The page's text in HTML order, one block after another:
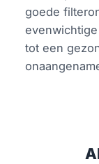
goede
tot een